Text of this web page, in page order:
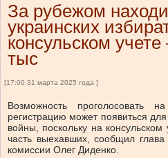
За рубежом
украинских
консульском
тыс
[17:00 31 марта 2025 года ]
Возможность проголосовать
регистрацию может появиться
войны, поскольку на
часть выехавших, сообщил глава
комиссии Олег Диденко.